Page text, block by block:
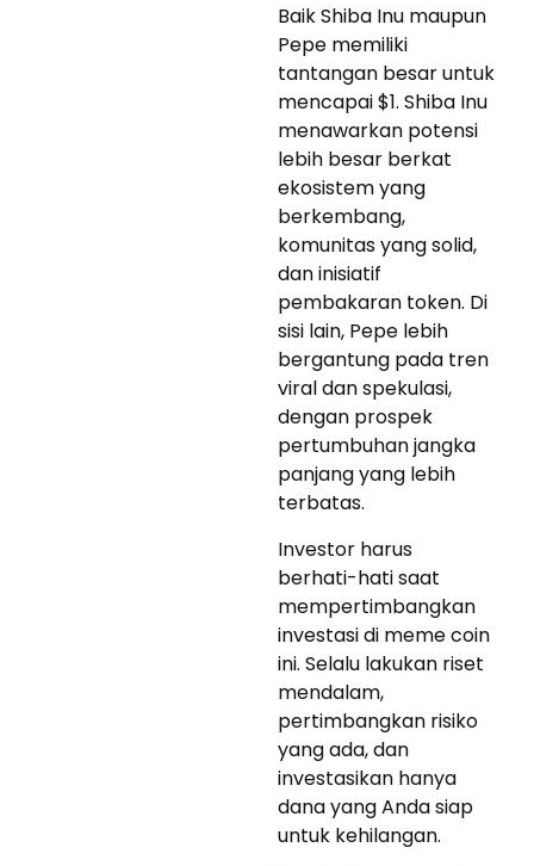
Baik Shiba Inu maupun
Pepe memiliki
tantangan besar untuk
mencapai $1. Shiba Inu
menawarkan potensi
lebih besar berkat
ekosistem yang
berkembang,
komunitas yang solid,
dan inisiatif
pembakaran token. Di
sisi lain, Pepe lebih
bergantung pada tren
viral dan spekulasi,
dengan prospek
pertumbuhan jangka
panjang yang lebih
terbatas.
Investor harus
berhati-hati saat
mempertimbangkan
investasi di meme coin
ini. Selalu lakukan riset
mendalam,
pertimbangkan risiko
yang ada, dan
investasikan hanya
dana yang Anda siap
untuk kehilangan.